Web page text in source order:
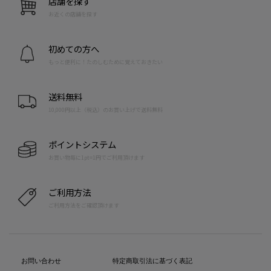
お近くの店舗を探す
初めての方へ
もっと便利に！たのしむために覚えておきたい
送料無料
10,000円以上（税込）のお買い上げで送料無料
ポイントシステム
お買い物毎に1pt=1円でご利用頂けます
ご利用方法
ご利用方法をご確認頂けます
お問い合わせ 特定商取引法に基づく表記